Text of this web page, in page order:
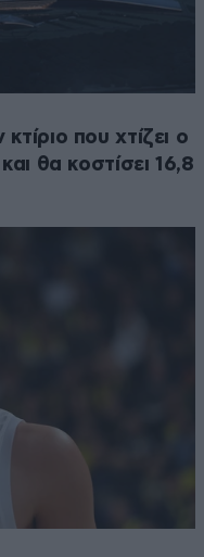
που χτίζει ο
θα κοστίσει 16,8